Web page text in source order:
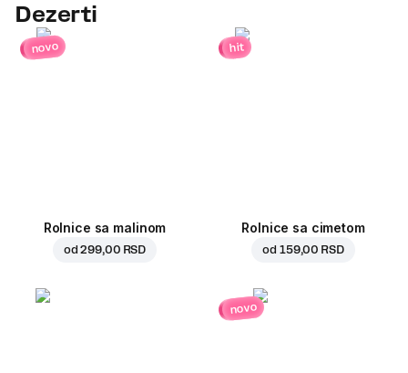
Dezerti
novo
Rolnice sa malinom
od299,00 RSD
hit
Rolnice sa cimetom
od 159,00 RSD
novo